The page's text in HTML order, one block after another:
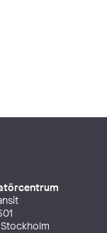
Stockholm